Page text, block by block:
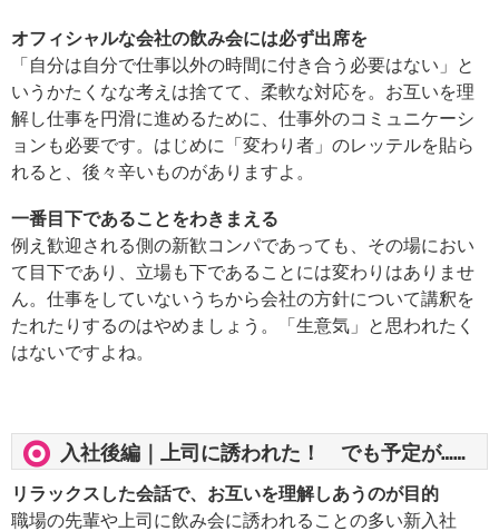
オフィシャルな会社の飲み会には必ず出席を
「自分は自分で仕事以外の時間に付き合う必要はない」と
いうかたくなな考えは捨てて、柔軟な対応を。お互いを理
解し仕事を円滑に進めるために、仕事外のコミュニケーシ
ョンも必要です。はじめに「変わり者」のレッテルを貼ら
れると、後々辛いものがありますよ。
一番目下であることをわきまえる
例え歓迎される側の新歓コンパであっても、その場におい
て目下であり、立場も下であることには変わりはありませ
ん。仕事をしていないうちから会社の方針について講釈を
たれたりするのはやめましょう。「生意気」と思われたく
はないですよね。
入社後編｜上司に誘われた！ でも予定が……
リラックスした会話で、お互いを理解しあうのが目的
職場の先輩や上司に飲み会に誘われることの多い新入社